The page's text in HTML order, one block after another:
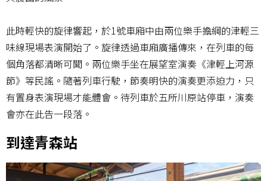
此時輕快的旋律響起，於1號車廂中由兩位樂手擔綱的津輕三
味線現場表演開始了。旋律透過車廂廣播傳來，在列車的每
個角落都清晰可聞。兩位樂手坐在展望室演奏《津輕上河源
節》等民謠。隨著列車行駛，節奏明快的演奏更添迫力，只
有置身表演現場才能體會。待列車於五所川原站停車，演奏
會亦在此告一段落。
到達青森站